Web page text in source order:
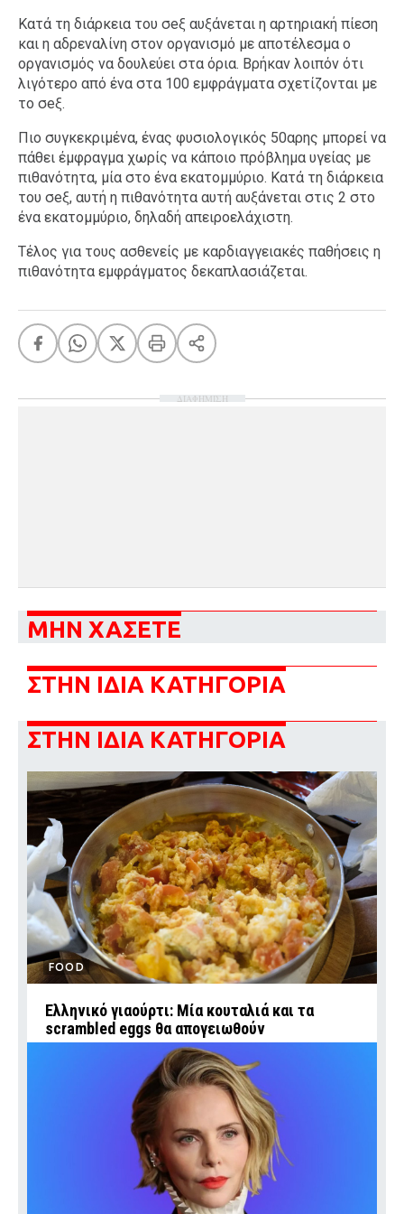
Κατά τη διάρκεια του σeξ αυξάνεται η αρτηριακή πίεση
και η αδρεναλίνη στον οργανισμό με αποτέλεσμα ο
οργανισμός να δουλεύει στα όρια. Βρήκαν λοιπόν ότι
λιγότερο από ένα στα 100 εμφράγματα σχετίζονται με
το σeξ.
Πιο συγκεκριμένα, ένας φυσιολογικός 50αρης μπορεί να
πάθει έμφραγμα χωρίς να κάποιο πρόβλημα υγείας με
πιθανότητα, μία στο ένα εκατομμύριο. Κατά τη διάρκεια
του σeξ, αυτή η πιθανότητα αυτή αυξάνεται στις 2 στο
ένα εκατομμύριο, δηλαδή απειροελάχιστη.
Τέλος για τους ασθενείς με καρδιαγγειακές παθήσεις η
πιθανότητα εμφράγματος δεκαπλασιάζεται.
ΔΙΑΦΗΜΙΣΗ
ΜΗΝ ΧΑΣΕΤΕ
ΣΤΗΝ ΙΔΙΑ ΚΑΤΗΓΟΡΙΑ
ΣΤΗΝ ΙΔΙΑ ΚΑΤΗΓΟΡΙΑ
FOOD
Ελληνικό γιαούρτι: Μία κουταλιά και τα
scrambled eggs θα απογειωθούν